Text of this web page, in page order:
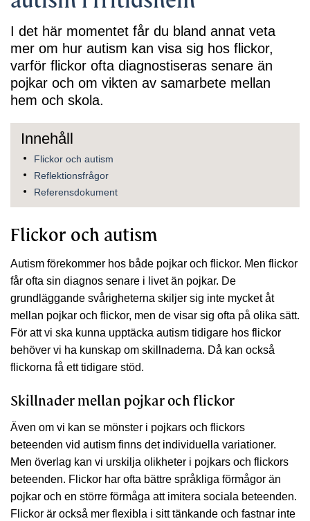
I det här momentet får du bland annat veta
mer om hur autism kan visa sig hos flickor,
varför flickor ofta diagnostiseras senare än
pojkar och om vikten av samarbete mellan
hem och skola.
Flickor och autism
Reflektionsfrågor
Referensdokument
Flickor och autism
Autism förekommer hos både pojkar och flickor. Men flickor
får ofta sin diagnos senare i livet än pojkar. De
grundläggande svårigheterna skiljer sig inte mycket åt
mellan pojkar och flickor, men de visar sig ofta på olika sätt.
För att vi ska kunna upptäcka autism tidigare hos flickor
behöver vi ha kunskap om skillnaderna. Då kan också
flickorna få ett tidigare stöd.
Skillnader mellan pojkar och flickor
Även om vi kan se mönster i pojkars och flickors
beteenden vid autism finns det individuella variationer.
Men överlag kan vi urskilja olikheter i pojkars och flickors
beteenden. Flickor har ofta bättre språkliga förmågor än
pojkar och en större förmåga att imitera sociala beteenden.
Flickor är också mer flexibla i sitt tänkande och fastnar inte